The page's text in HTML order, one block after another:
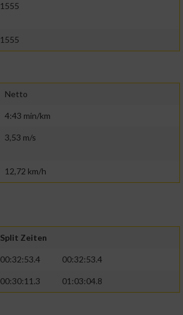
1555
1555
Netto
4:43 min/km
3,53 m/s
12,72 km/h
Split Zeiten
00:32:53.4 00:32:53.4
00:30:11.3 01:03:04.8